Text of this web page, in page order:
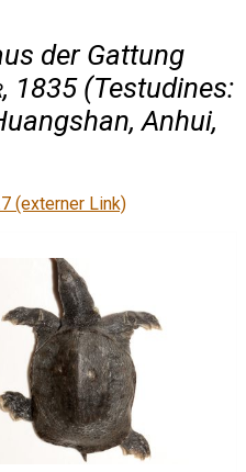
der Gattung
, 1835 (Testudines:
Anhui,
(externer Link)